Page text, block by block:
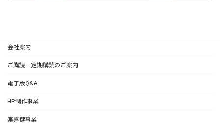
会社案内
ご購読・定期購読のご案内
電子版Q&A
HP制作事業
楽喜健事業